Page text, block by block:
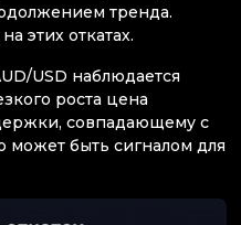
тренда.
этих откатах.
USD наблюдается
роста цена
совпадающему с
может быть сигналом для